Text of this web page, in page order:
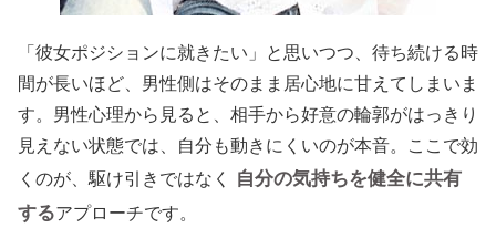
「彼女ポジションに就きたい」と思いつつ、待ち続ける時
間が長いほど、男性側はそのまま居心地に甘えてしまいま
す。男性心理から見ると、相手から好意の輪郭がはっきり
見えない状態では、自分も動きにくいのが本音。ここで効
くのが、駆け引きではなく
自分の気持ちを健全に共有
するアプローチです。